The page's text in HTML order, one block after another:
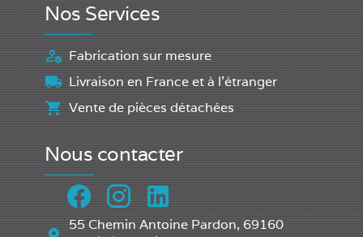
Nos Services
Fabrication sur mesure
Livraison en France et à l'étranger
Vente de pièces détachées
Nous contacter
55 Chemin Antoine Pardon, 69160